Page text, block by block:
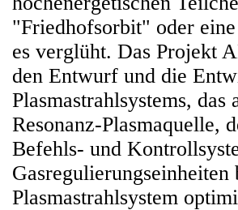
"Friedhofsorbit" oder
es verglüht. Das Projekt
den Entwurf und die
Plasmastrahlsystems,
Resonanz-Plasmaquelle,
Befehls- und
Plasmastrahlsystem